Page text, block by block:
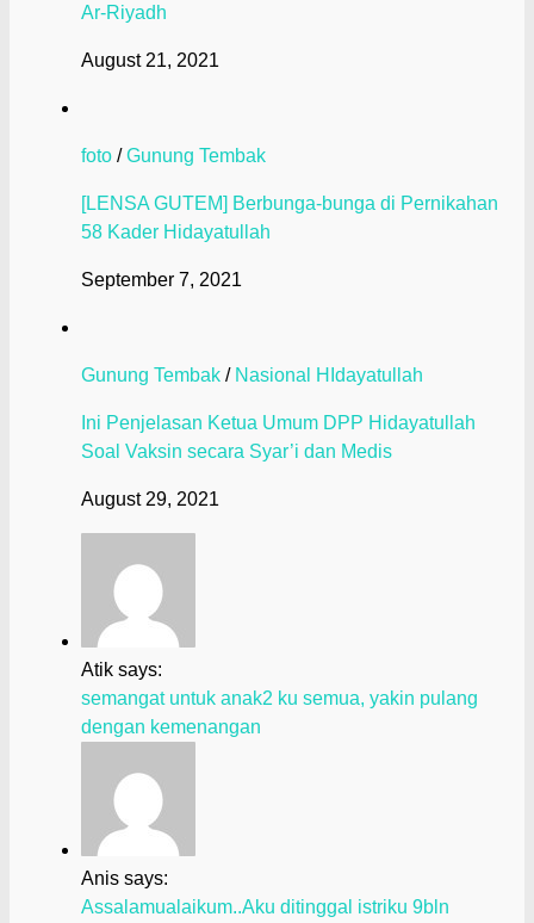
Ar-Riyadh
August 21, 2021
foto /Gunung Tembak
[LENSA GUTEM] Berbunga-bunga di Pernikahan
58 Kader Hidayatullah
September 7, 2021
Gunung Tembak / Nasional HIdayatullah
Ini Penjelasan Ketua Umum DPP Hidayatullah
Soal Vaksin secara Syar’i dan Medis
August 29, 2021
Atik says:
semangat untuk anak2 ku semua, yakin pulang
dengan kemenangan
Anis says:
Assalamualaikum..Aku ditinggal istriku 9bln